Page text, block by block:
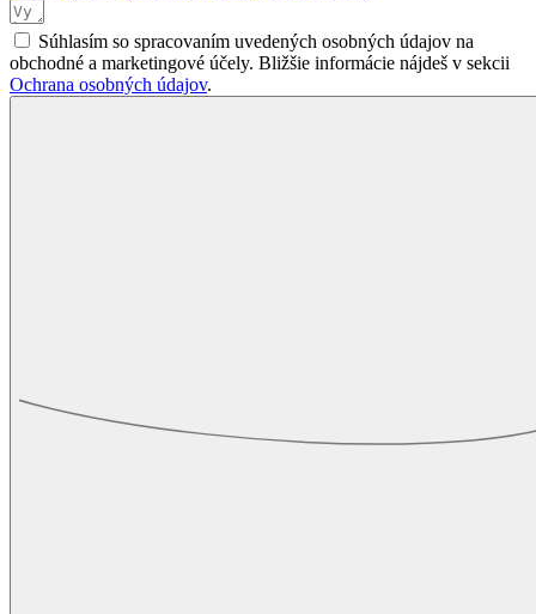
Súhlasím so spracovaním uvedených osobných údajov na
obchodné a marketingové účely. Bližšie informácie nájdeš v sekcii
Ochrana osobných údajov.